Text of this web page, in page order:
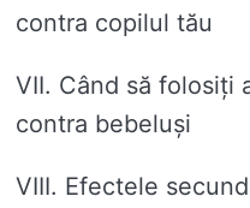
contra copilul tău
VII. Când să folosiți
contra bebeluși
VIII. Efectele